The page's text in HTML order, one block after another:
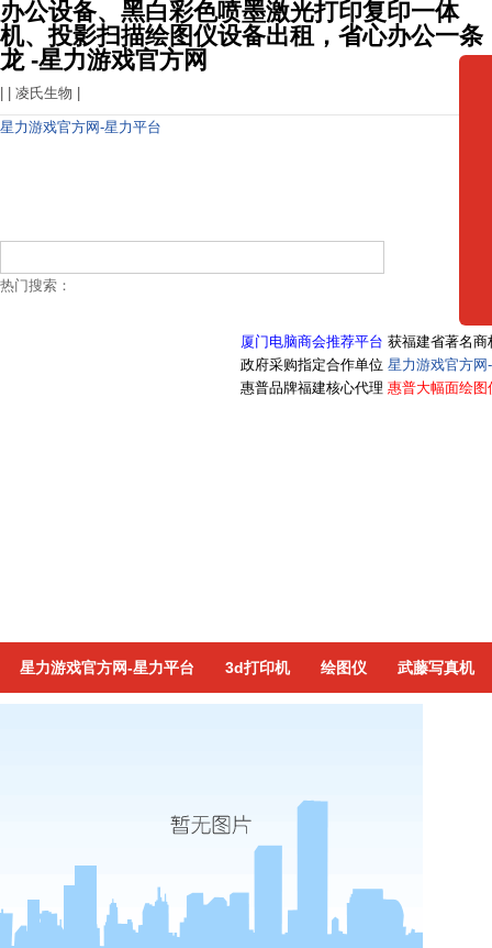
办公设备、黑白彩色喷墨激光打印复印一体
机、投影扫描绘图仪设备出租，省心办公一条
龙 -星力游戏官方网
凌氏生物
星力游戏官方网-星力平台
热门搜索：
厦门电脑商会推荐平台 获福建省著名商
政府采购指定合作单位 星力游戏官方网
惠普品牌福建核心代理 惠普大幅面绘图
星力游戏官方网-星力平台 3d打印机 绘图仪 武藤写真机